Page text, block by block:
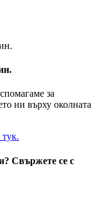
за
ни върху околната
Свържете се с